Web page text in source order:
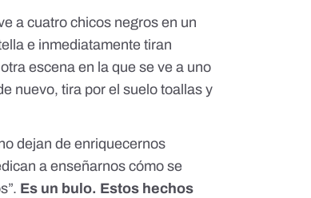
a cuatro chicos negros en un
e inmediatamente tiran
escena en la que se ve a uno
nuevo, tira por el suelo toallas y
dejan de enriquecernos
a enseñarnos cómo se
Es un bulo. Estos hechos